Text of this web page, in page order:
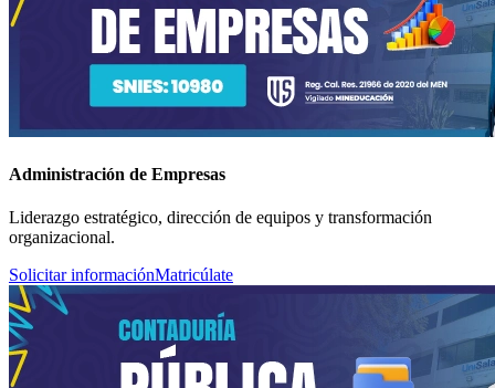
Administración de Empresas
Liderazgo estratégico, dirección de equipos y transformación
organizacional.
Solicitar informaciónMatricúlate